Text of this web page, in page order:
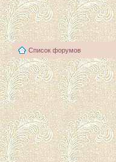
Список форумов